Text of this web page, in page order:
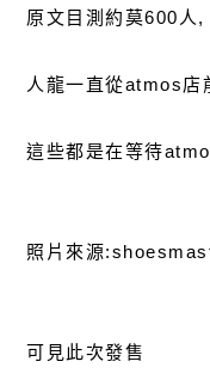
原文目測約莫600人,
人龍一直從atmos店
這些都是在等待
照片來源
可見此次發售